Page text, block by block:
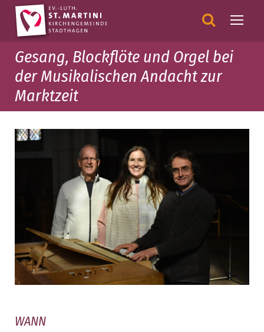
Gesang, Blockflöte und Orgel bei
der Musikalischen Andacht zur
Marktzeit
WANN